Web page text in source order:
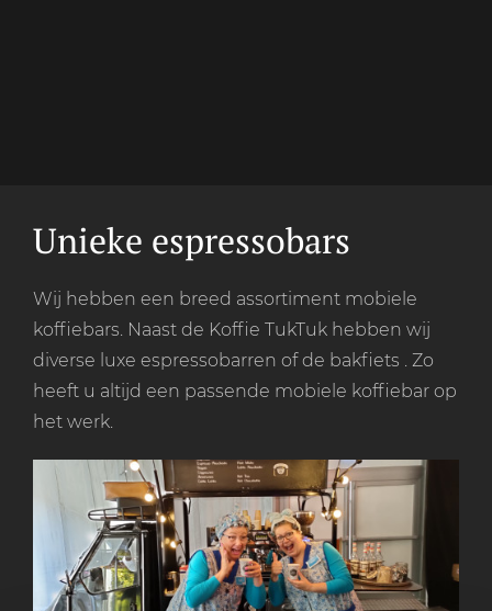
Unieke espressobars
Wij hebben een breed assortiment mobiele
koffiebars. Naast de Koffie TukTuk hebben wij
diverse luxe espressobarren of de bakfiets . Zo
heeft u altijd een passende mobiele koffiebar op
het werk.